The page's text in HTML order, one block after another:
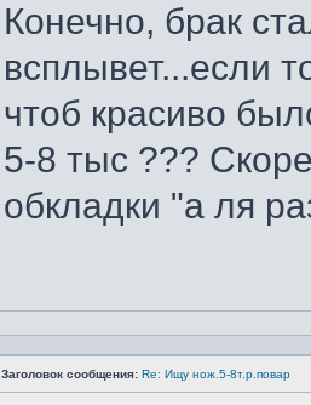
Конечно, брак
всплывет...если
чтоб красиво
5-8 тыс ???
обкладки "а ля
Заголовок сообщения: Re: Ищу нож.5-8т.р.повар